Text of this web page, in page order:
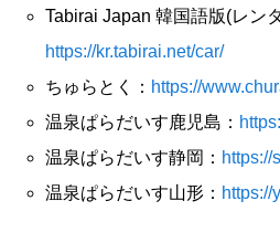
Tabirai Japan 韓国語版(レン
https://kr.tabirai.net/car/
ちゅらとく： https://
温泉ぱらだいす鹿児島：
温泉ぱらだいす静岡： https://
温泉ぱらだいす山形： https://